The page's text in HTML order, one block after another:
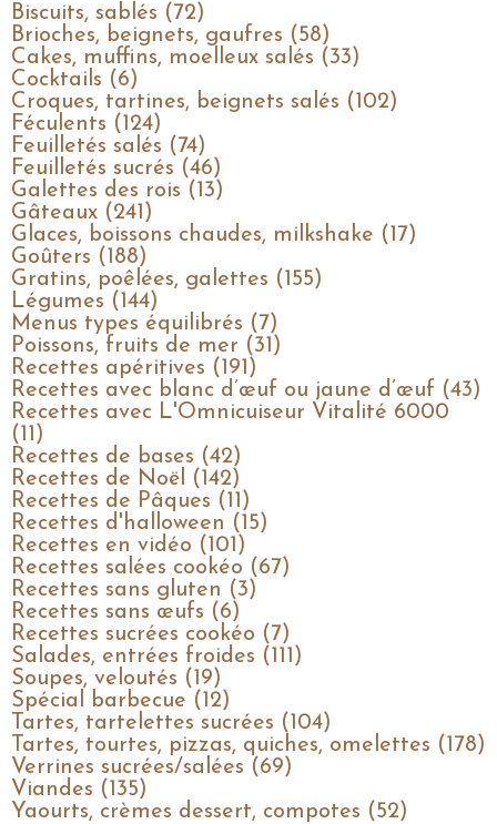
Biscuits, sablés (72)
Brioches, beignets, gaufres (58)
Cakes, muffins, moelleux salés (33)
Cocktails (6)
Croques, tartines, beignets salés (102)
Féculents (124)
Feuilletés salés (74)
Feuilletés sucrés (46)
Galettes des rois (13)
Gâteaux (241)
Glaces, boissons chaudes, milkshake (17)
Goûters (188)
Gratins, poêlées, galettes (155)
Légumes (144)
Menus types équilibrés (7)
Poissons, fruits de mer (31)
Recettes apéritives (191)
Recettes avec blanc d’œuf ou jaune d’œuf (43)
Recettes avec L'Omnicuiseur Vitalité 6000
(11)
Recettes de bases (42)
Recettes de Noël (142)
Recettes de Pâques (11)
Recettes d'halloween (15)
Recettes en vidéo (101)
Recettes salées cookéo (67)
Recettes sans gluten (3)
Recettes sans œufs (6)
Recettes sucrées cookéo (7)
Salades, entrées froides (111)
Soupes, veloutés (19)
Spécial barbecue (12)
Tartes, tartelettes sucrées (104)
Tartes, tourtes, pizzas, quiches, omelettes (178)
Verrines sucrées/salées (69)
Viandes (135)
Yaourts, crèmes dessert, compotes (52)